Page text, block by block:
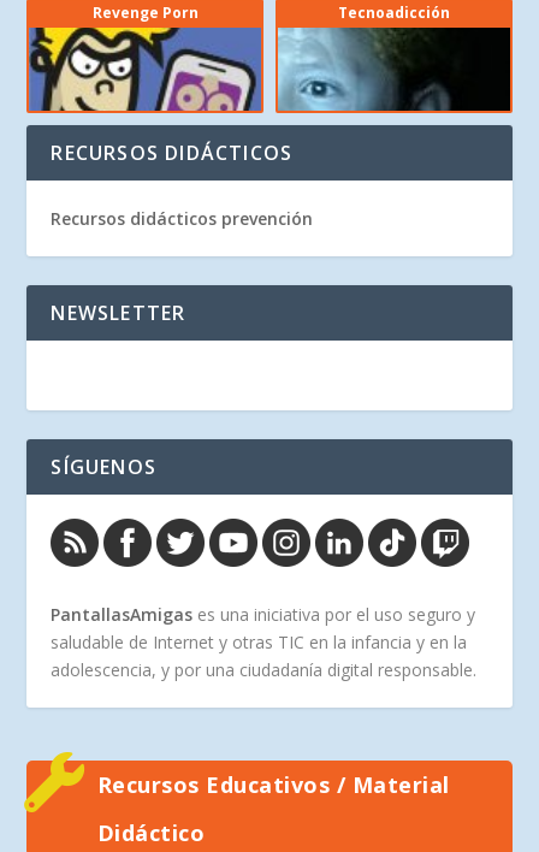
Revenge Porn Tecnoadicción
RECURSOS DIDÁCTICOS
Recursos didácticos prevención
NEWSLETTER
SÍGUENOS
PantallasAmigas es una iniciativa por el uso seguro y
saludable de Internet y otras TIC en la infancia y en la
adolescencia, y por una ciudadanía digital responsable.
Recursos Educativos / Material
Didáctico